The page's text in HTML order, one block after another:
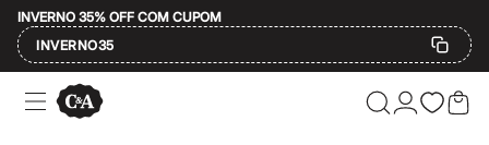
INVERNO 35% OFF COM CUPOM
INVERNO35
Ofertas
Compre por Departamento